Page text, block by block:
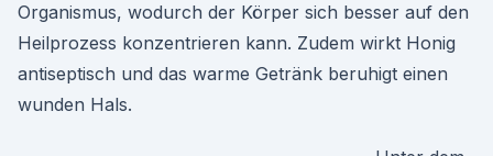
Organismus, wodurch der Körper sich besser auf den
Heilprozess konzentrieren kann. Zudem wirkt Honig
antiseptisch und das warme Getränk beruhigt einen
wunden Hals.